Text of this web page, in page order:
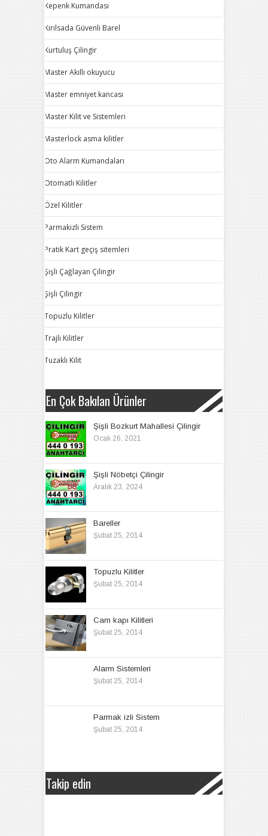
Kepenk Kumandası
Kırılsada Güvenli Barel
Kurtuluş Çilingir
Master Akıllı okuyucu
Master emniyet kancası
Master Kilit ve Sistemleri
Masterlock asma kilitler
Oto Alarm Kumandaları
Otomatlı Kilitler
Özel Kilitler
Parmakizli Sistem
Pratik Kart geçiş sitemleri
Şişli Çağlayan Çilingir
Şişli Çilingir
Topuzlu Kilitler
Trajlı Kilitler
Tuzaklı Kilit
En Çok Bakılan Ürünler
Şişli Bozkurt Mahallesi Çilingir
Ocak 26, 2021
Şişli Nöbetçi Çilingir
Aralık 23, 2024
Bareller
Şubat 25, 2014
Topuzlu Kilitler
Şubat 25, 2014
Cam kapı Kilitleri
Şubat 25, 2014
Alarm Sistemleri
Şubat 25, 2014
Parmak izli Sistem
Şubat 25, 2014
Takip edin